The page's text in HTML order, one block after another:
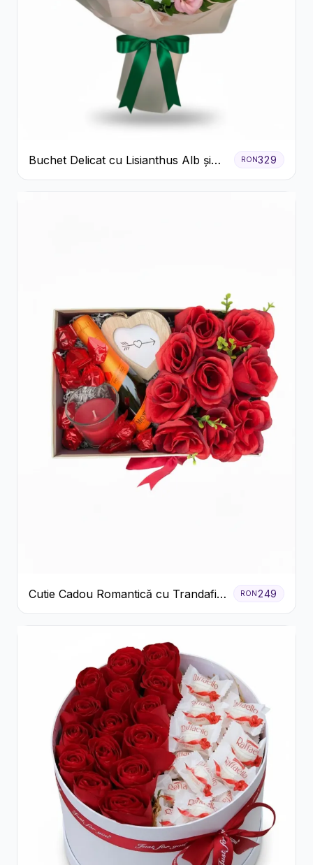
Buchet Delicat cu Lisianthus Alb și
Roz
RON329
Cutie Cadou Romantică cu Trandafiri
Șampanie și Lumânare
RON 249